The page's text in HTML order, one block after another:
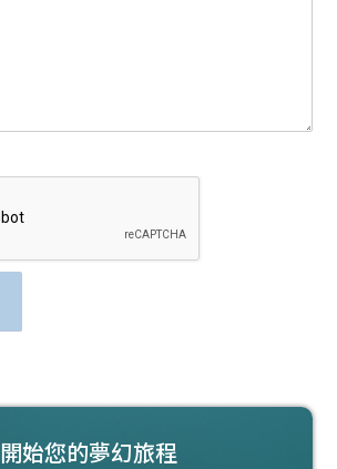
開始您的夢幻旅程